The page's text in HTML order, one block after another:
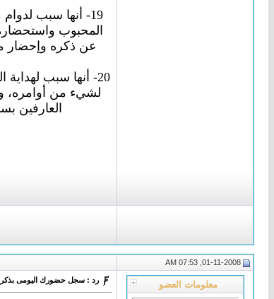
19- أنها سبب
المحبوب
عن ذكره وإحضار
20- أنها سبب
لشيء من أوامره،
العارفين
معلومات العضو رد : سجل حضورك اليومى بذكر